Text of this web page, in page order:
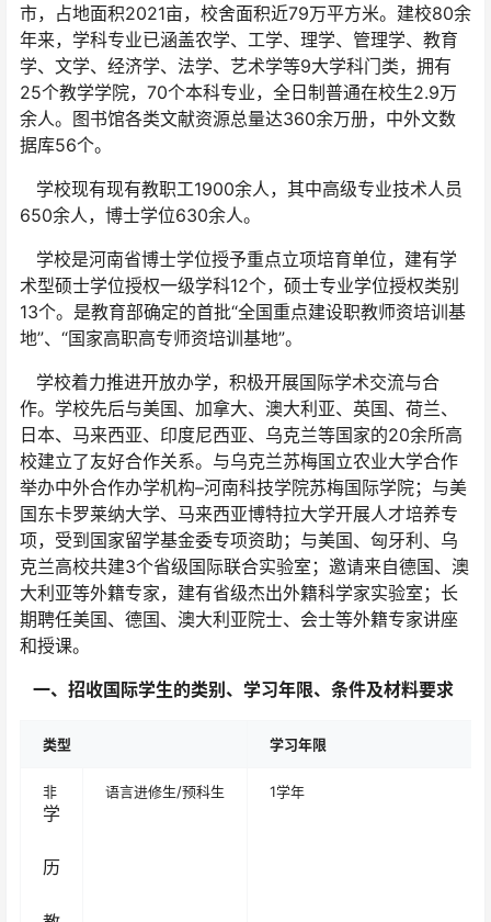
市，占地面积2021亩，校舍面积近79万平方米。建校80余
年来，学科专业已涵盖农学、工学、理学、管理学、教育
学、文学、经济学、法学、艺术学等9大学科门类，拥有
25个教学学院，70个本科专业，全日制普通在校生2.9万
余人。图书馆各类文献资源总量达360余万册，中外文数
据库56个。
学校现有现有教职工1900余人，其中高级专业技术人员
650余人，博士学位630余人。
学校是河南省博士学位授予重点立项培育单位，建有学
术型硕士学位授权一级学科12个，硕士专业学位授权类别
13个。是教育部确定的首批“全国重点建设职教师资培训基
地”、“国家高职高专师资培训基地”。
学校着力推进开放办学，积极开展国际学术交流与合
作。学校先后与美国、加拿大、澳大利亚、英国、荷兰、
日本、马来西亚、印度尼西亚、乌克兰等国家的20余所高
校建立了友好合作关系。与乌克兰苏梅国立农业大学合作
举办中外合作办学机构–河南科技学院苏梅国际学院；与美
国东卡罗莱纳大学、马来西亚博特拉大学开展人才培养专
项，受到国家留学基金委专项资助；与美国、匈牙利、乌
克兰高校共建3个省级国际联合实验室；邀请来自德国、澳
大利亚等外籍专家，建有省级杰出外籍科学家实验室；长
期聘任美国、德国、澳大利亚院士、会士等外籍专家讲座
和授课。
一、招收国际学生的类别、学习年限、条件及材料要求
类型 学习年限
非
学
历
语言进修生/预科生 1学年